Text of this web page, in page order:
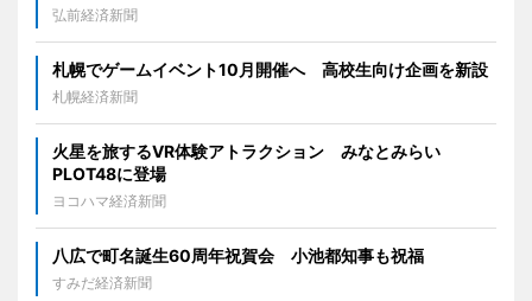
弘前経済新聞
札幌でゲームイベント10月開催へ 高校生向け企画を新設
札幌経済新聞
火星を旅するVR体験アトラクション みなとみらい
PLOT48に登場
ヨコハマ経済新聞
八広で町名誕生60周年祝賀会 小池都知事も祝福
すみだ経済新聞